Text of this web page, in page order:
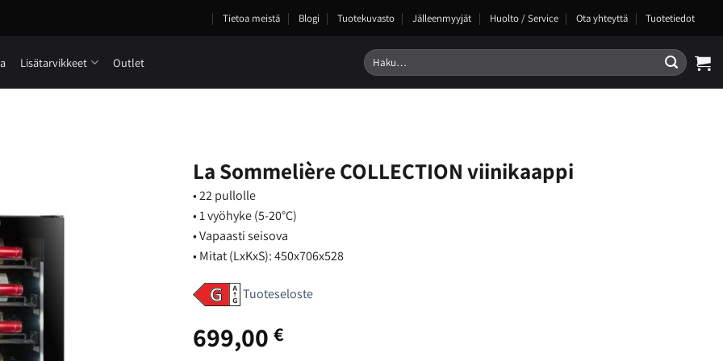
Tietoa meistä Blogi Tuotekuvasto Jälleenmyyjät Huolto / Service Ota yhteyttä Tuotetiedot
Lisätarvikkeet Outlet Etsi:
La Sommelière COLLECTION viinikaappi
• 22 pullolle
• 1 vyöhyke (5-20°C)
• Vapaasti seisova
• Mitat (LxKxS): 450x706x528
Tuoteseloste
699,00 €